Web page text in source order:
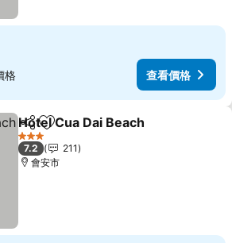
格 查看價格
分享 加入我的最愛
Hotel Cua Dai Beach
3 星級
7.2
211
會安市